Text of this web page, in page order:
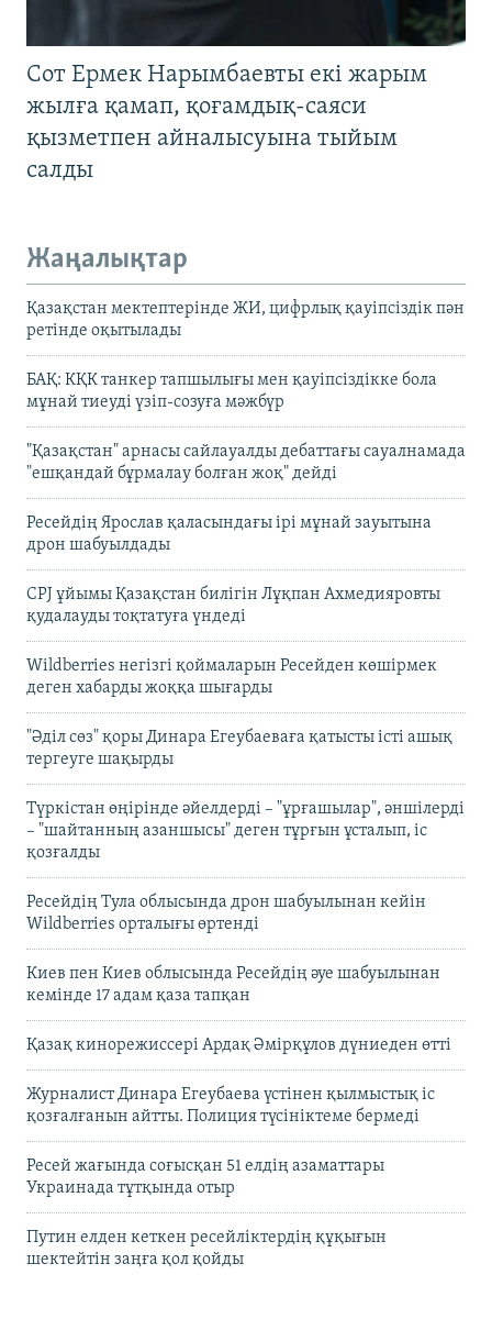
Сот Ермек Нарымбаевты екі жарым
жылға қамап, қоғамдық-саяси
қызметпен айналысуына тыйым
салды
Жаңалықтар
Қазақстан мектептерінде ЖИ, цифрлық қауіпсіздік пән
ретінде оқытылады
БАҚ: КҚК танкер тапшылығы мен қауіпсіздікке бола
мұнай тиеуді үзіп-созуға мәжбүр
"Қазақстан" арнасы сайлауалды дебаттағы сауалнамада
"ешқандай бұрмалау болған жоқ" дейді
Ресейдің Ярослав қаласындағы ірі мұнай зауытына
дрон шабуылдады
CPJ ұйымы Қазақстан билігін Лұқпан Ахмедияровты
қудалауды тоқтатуға үндеді
Wildberries негізгі қоймаларын Ресейден көшірмек
деген хабарды жоққа шығарды
"Әділ сөз" қоры Динара Егеубаеваға қатысты істі ашық
тергеуге шақырды
Түркістан өңірінде әйелдерді – "ұрғашылар", әншілерді
– "шайтанның азаншысы" деген тұрғын ұсталып, іс
қозғалды
Ресейдің Тула облысында дрон шабуылынан кейін
Wildberries орталығы өртенді
Киев пен Киев облысында Ресейдің әуе шабуылынан
кемінде 17 адам қаза тапқан
Қазақ кинорежиссері Ардақ Әмірқұлов дүниеден өтті
Журналист Динара Егеубаева үстінен қылмыстық іс
қозғалғанын айтты. Полиция түсініктеме бермеді
Ресей жағында соғысқан 51 елдің азаматтары
Украинада тұтқында отыр
Путин елден кеткен ресейліктердің құқығын
шектейтін заңға қол қойды